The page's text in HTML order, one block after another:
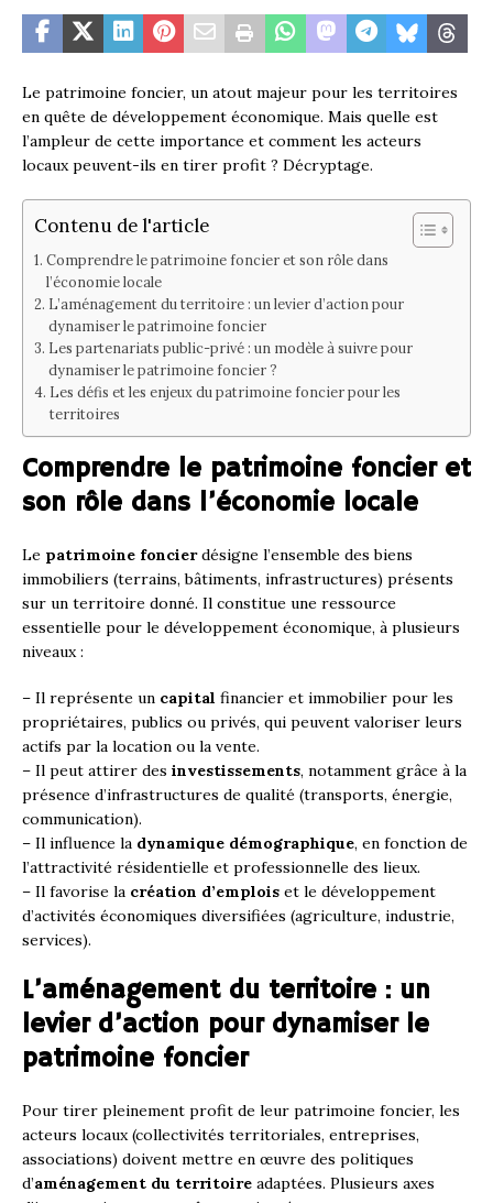
Le patrimoine foncier, un atout majeur pour les territoires
en quête de développement économique. Mais quelle est
l’ampleur de cette importance et comment les acteurs
locaux peuvent-ils en tirer profit ? Décryptage.
Contenu de l'article
Comprendre le patrimoine foncier et son rôle dans
l’économie locale
L’aménagement du territoire : un levier d’action pour
dynamiser le patrimoine foncier
Les partenariats public-privé : un modèle à suivre pour
dynamiser le patrimoine foncier ?
Les défis et les enjeux du patrimoine foncier pour les
territoires
Comprendre le patrimoine foncier et
son rôle dans l’économie locale
Le patrimoine foncierdésigne l’ensemble des biens
immobiliers (terrains, bâtiments, infrastructures) présents
sur un territoire donné. Il constitue une ressource
essentielle pour le développement économique, à plusieurs
niveaux :
– Il représente un capital financier et immobilier pour les
propriétaires, publics ou privés, qui peuvent valoriser leurs
actifs par la location ou la vente.
– Il peut attirer des investissements, notamment grâce à la
présence d’infrastructures de qualité (transports, énergie,
communication).
– Il influence la dynamique démographique, en fonction de
l’attractivité résidentielle et professionnelle des lieux.
– Il favorise la création d’emplois et le développement
d’activités économiques diversifiées (agriculture, industrie,
services).
L’aménagement du territoire : un
levier d’action pour dynamiser le
patrimoine foncier
Pour tirer pleinement profit de leur patrimoine foncier, les
acteurs locaux (collectivités territoriales, entreprises,
associations) doivent mettre en œuvre des politiques
d’aménagement du territoire adaptées. Plusieurs axes